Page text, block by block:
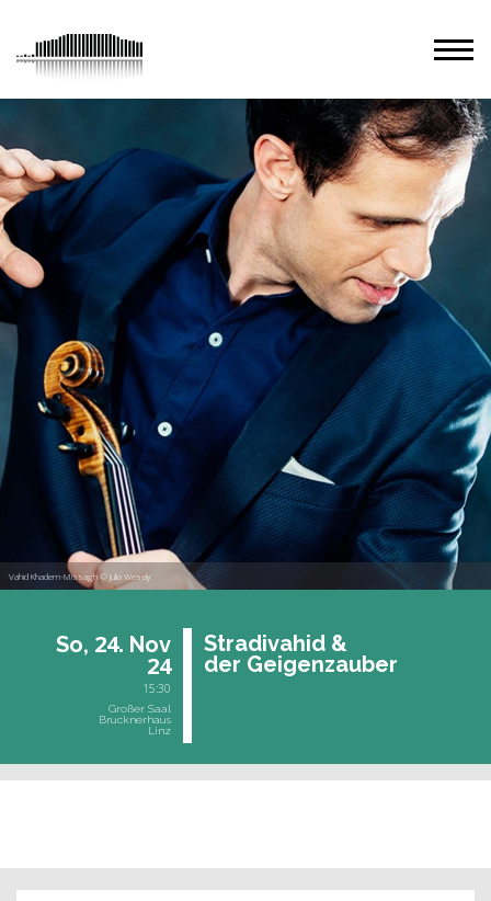
Vahid Khadem-Missagh © Julia Wesely
So, 24. Nov
24
15:30
Großer Saal
Brucknerhaus
Linz
Stra­di­vahid &
der Gei­gen­zau­ber